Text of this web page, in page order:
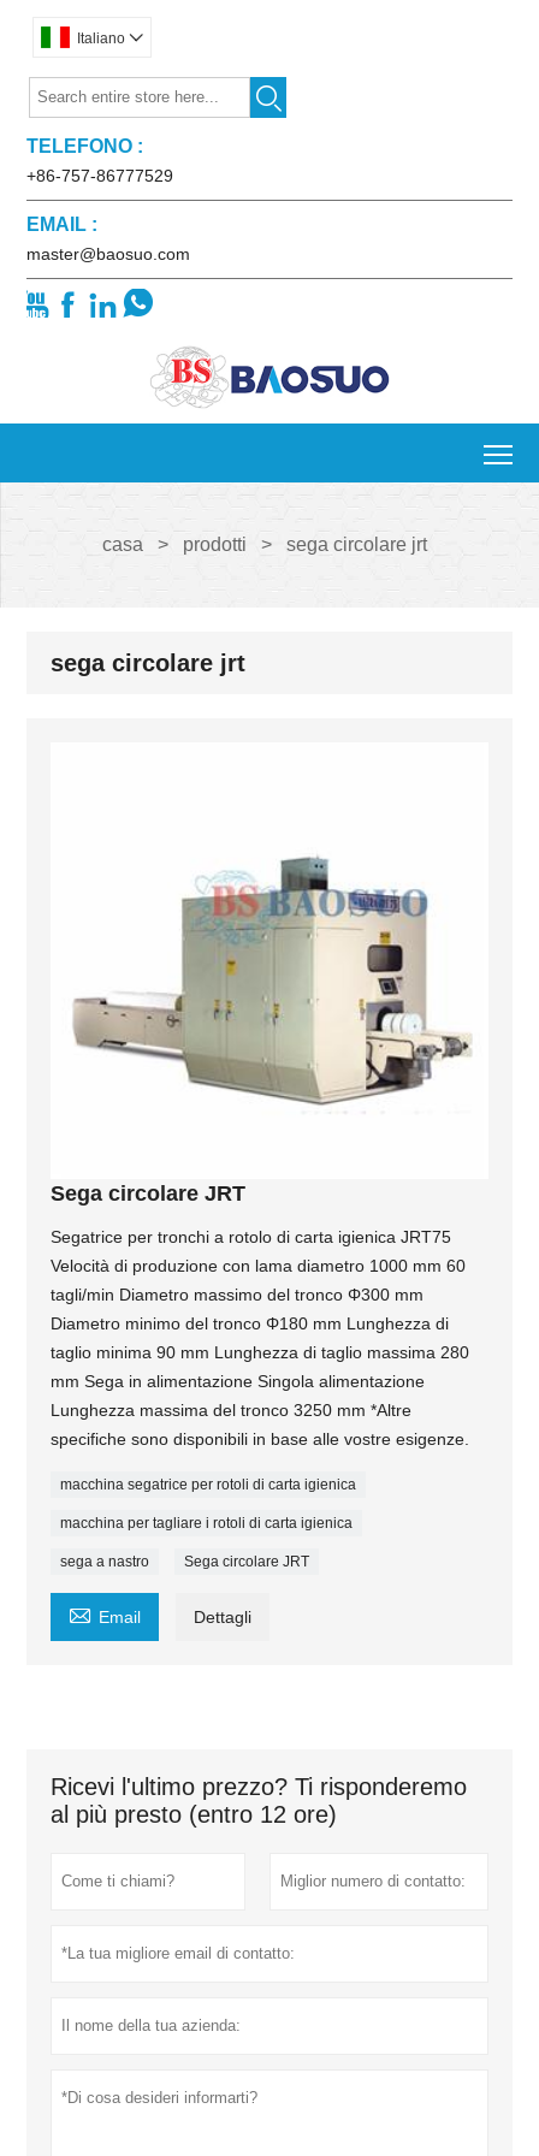
Italiano 

TELEFONO :
+86-757-86777529
EMAIL :
master@baosuo.com
   
casa > prodotti > sega circolare jrt
sega circolare jrt
Sega circolare JRT
Segatrice per tronchi a rotolo di carta igienica JRT75
Velocità di produzione con lama diametro 1000 mm 60
tagli/min Diametro massimo del tronco Φ300 mm
Diametro minimo del tronco Φ180 mm Lunghezza di
taglio minima 90 mm Lunghezza di taglio massima 280
mm Sega in alimentazione Singola alimentazione
Lunghezza massima del tronco 3250 mm *Altre
specifiche sono disponibili in base alle vostre esigenze.
macchina segatrice per rotoli di carta igienica
macchina per tagliare i rotoli di carta igienica
sega a nastro Sega circolare JRT
 Email Dettagli
Ricevi l'ultimo prezzo? Ti risponderemo
al più presto (entro 12 ore)